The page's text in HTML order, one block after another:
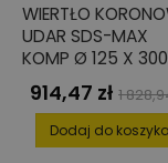
WIERTŁO
UDAR SDS-MAX
KOMP Ø 125 X
430 MM
Cena
914,47 zł Cena
1
Dodaj do koszyka